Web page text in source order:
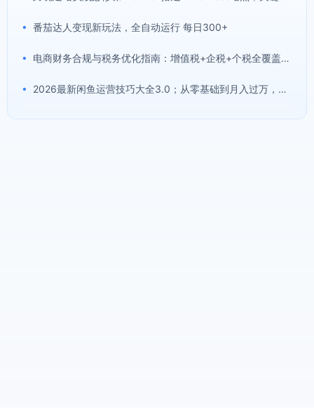
• 番茄达人变现新玩法，全自动运行 每日300+
• 电商财务合规与税务优化指南：增值税+企税+个税全覆盖，财务制度搭建落地纳税筹划方案
• 2026最新闲鱼运营技巧大全3.0；从零基础到月入过万，卖货准备、链接搭建到选品定价全拆解